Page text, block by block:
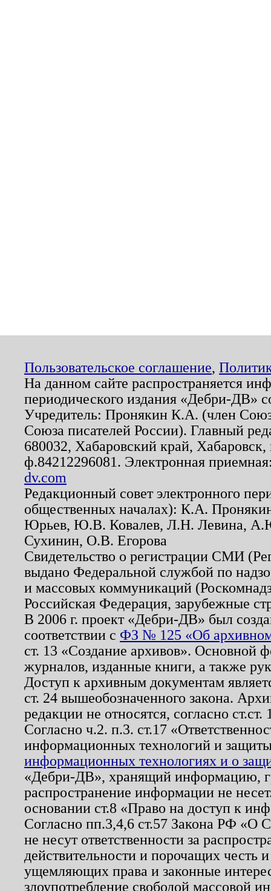
Пользовательское соглашение,
На данном сайте распространяется
периодического издания «Дебри-ДВ»
Учредитель: Пронякин К.А. (член
Союза писателей России). Главный
680032, Хабаровский край,
ф.84212296081. Электронная
dv.com
Редакционный совет электронного
общественных началах): К.А.
Юрьев, Ю.В. Ковалев, Л.Н. Левина,
Сухинин, О.В. Егорова
Свидетельство о регистрации СМИ
выдано Федеральной службой по
и массовых коммуникаций
Российская Федерация, зарубежные
В 2006 г. проект «Дебри-ДВ» был
соответствии с ФЗ № 125 «Об
ст. 13 «Создание архивов». Основной
журналов, изданные книги, а также
Доступ к архивным документам
ст. 24 вышеобозначенного закона.
редакции не относятся, согласно
Согласно ч.2. п.3. ст.17
информационных технологий и
информационных технологиях и о
«Дебри-ДВ», хранящий информацию,
распространение информации не
основании ст.8 «Право на доступ к
Согласно пп.3,4,6 ст.57 Закона РФ «О
не несут ответственности за
действительности и порочащих честь
ущемляющих права и законные
злоупотребление свободой массовой